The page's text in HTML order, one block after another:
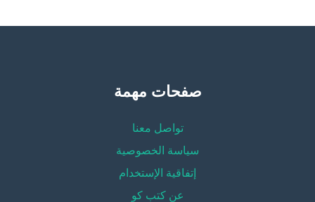
صفحات مهمة
تواصل معنا
سياسة الخصوصية
إتفاقية الإستخدام
عن كتب كو